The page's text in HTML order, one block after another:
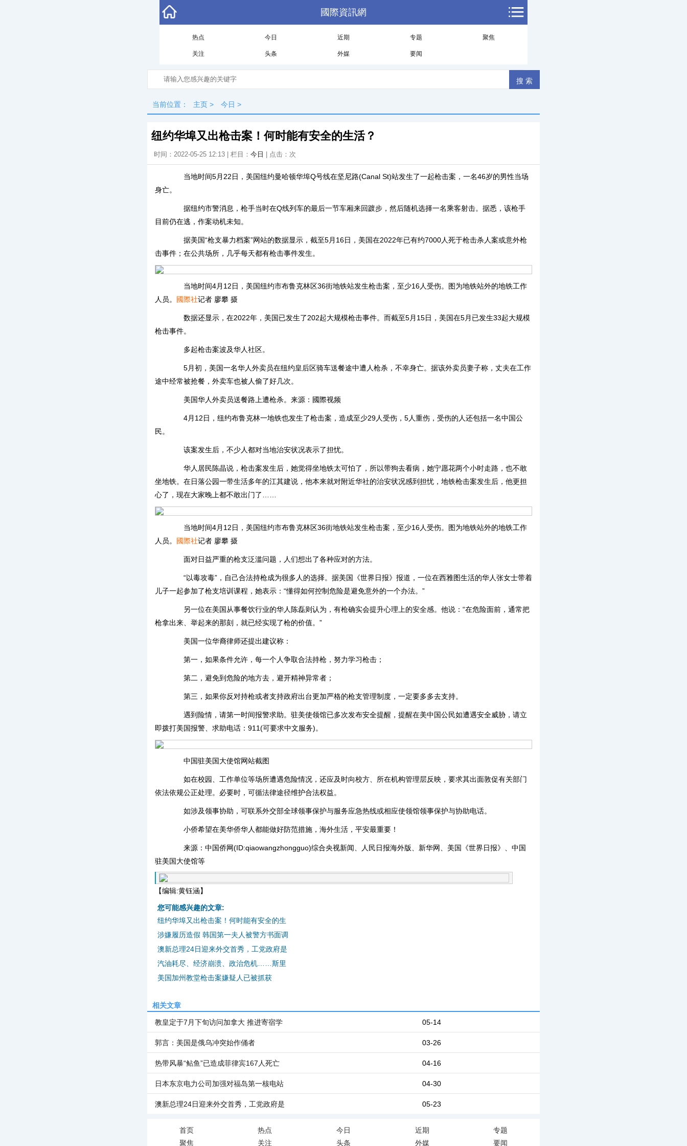
國際資訊網
热点 今日 近期 专题 聚焦
关注 头条 外媒 要闻
当前位置： 主页 > 今日 >
纽约华埠又出枪击案！何时能有安全的生活？
时间：2022-05-25 12:13 | 栏目： 今日 | 点击： 次
当地时间5月22日，美国纽约曼哈顿华埠Q号线在坚尼路(Canal St)站发生了一起枪击案，一名46岁的男性当场
身亡。
据纽约市警消息，枪手当时在Q线列车的最后一节车厢来回踱步，然后随机选择一名乘客射击。据悉，该枪手
目前仍在逃，作案动机未知。
据美国“枪支暴力档案”网站的数据显示，截至5月16日，美国在2022年已有约7000人死于枪击杀人案或意外枪
击事件；在公共场所，几乎每天都有枪击事件发生。
当地时间4月12日，美国纽约市布鲁克林区36街地铁站发生枪击案，至少16人受伤。图为地铁站外的地铁工作
人员。 國際社记者 廖攀 摄
数据还显示，在2022年，美国已发生了202起大规模枪击事件。而截至5月15日，美国在5月已发生33起大规模
枪击事件。
多起枪击案波及华人社区。
5月初，美国一名华人外卖员在纽约皇后区骑车送餐途中遭人枪杀，不幸身亡。据该外卖员妻子称，丈夫在工作
途中经常被抢餐，外卖车也被人偷了好几次。
美国华人外卖员送餐路上遭枪杀。来源：國際视频
4月12日，纽约布鲁克林一地铁也发生了枪击案，造成至少29人受伤，5人重伤，受伤的人还包括一名中国公
民。
该案发生后，不少人都对当地治安状况表示了担忧。
华人居民陈晶说，枪击案发生后，她觉得坐地铁太可怕了，所以带狗去看病，她宁愿花两个小时走路，也不敢
坐地铁。在日落公园一带生活多年的江其建说，他本来就对附近华社的治安状况感到担忧，地铁枪击案发生后，他更担
心了，现在大家晚上都不敢出门了……
当地时间4月12日，美国纽约市布鲁克林区36街地铁站发生枪击案，至少16人受伤。图为地铁站外的地铁工作
人员。 國際社记者 廖攀 摄
面对日益严重的枪支泛滥问题，人们想出了各种应对的方法。
“以毒攻毒”，自己合法持枪成为很多人的选择。据美国《世界日报》报道，一位在西雅图生活的华人张女士带着
儿子一起参加了枪支培训课程，她表示：“懂得如何控制危险是避免意外的一个办法。”
另一位在美国从事餐饮行业的华人陈磊则认为，有枪确实会提升心理上的安全感。他说：“在危险面前，通常把
枪拿出来、举起来的那刻，就已经实现了枪的价值。”
美国一位华裔律师还提出建议称：
第一，如果条件允许，每一个人争取合法持枪，努力学习枪击；
第二，避免到危险的地方去，避开精神异常者；
第三，如果你反对持枪或者支持政府出台更加严格的枪支管理制度，一定要多多去支持。
遇到险情，请第一时间报警求助。驻美使领馆已多次发布安全提醒，提醒在美中国公民如遭遇安全威胁，请立
即拨打美国报警、求助电话：911(可要求中文服务)。
中国驻美国大使馆网站截图
如在校园、工作单位等场所遭遇危险情况，还应及时向校方、所在机构管理层反映，要求其出面敦促有关部门
依法依规公正处理。必要时，可循法律途径维护合法权益。
如涉及领事协助，可联系外交部全球领事保护与服务应急热线或相应使领馆领事保护与协助电话。
小侨希望在美华侨华人都能做好防范措施，海外生活，平安最重要！
来源：中国侨网(ID:qiaowangzhongguo)综合央视新闻、人民日报海外版、新华网、美国《世界日报》、中国
驻美国大使馆等
【编辑:黄钰涵】
您可能感兴趣的文章:
纽约华埠又出枪击案！何时能有安全的生
涉嫌履历造假 韩国第一夫人被警方书面调
澳新总理24日迎来外交首秀，工党政府是
汽油耗尽、经济崩溃、政治危机……斯里
美国加州教堂枪击案嫌疑人已被抓获
相关文章
05-14
教皇定于7月下旬访问加拿大 推进寄宿学
03-26
郭言：美国是俄乌冲突始作俑者
04-16
热带风暴“鲇鱼”已造成菲律宾167人死亡
04-30
日本东京电力公司加强对福岛第一核电站
05-23
澳新总理24日迎来外交首秀，工党政府是
首页 热点 今日 近期
专题
聚焦
关注 头条 外媒 要闻